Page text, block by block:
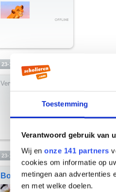
Toestemming
Verantwoord gebruik van
Wij en onze 141 partners
cookies om informatie op
metingen aan advertenties
en met welke doelen.
23-10-2005, 14:54
Verwijderd
Of hoe je
23-10-2005, 15:10
Bob de Beer
Duits is